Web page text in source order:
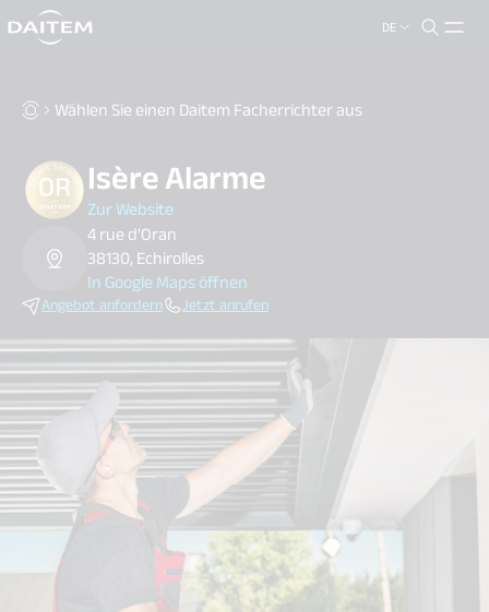
DE
search.label
Wählen Sie einen Daitem Facherrichter aus
Isère Alarme
Zur Website
4 rue d'Oran
38130, Echirolles
In Google Maps öffnen
Angebot anfordern Jetzt anrufen